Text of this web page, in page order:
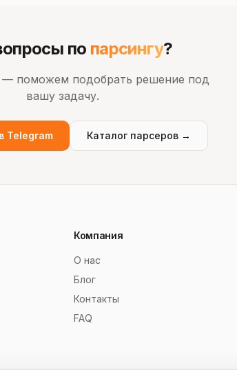
по парсингу?
поможем подобрать решение под
вашу задачу.
Telegram Каталог парсеров →
Компания
О нас
Блог
Контакты
FAQ